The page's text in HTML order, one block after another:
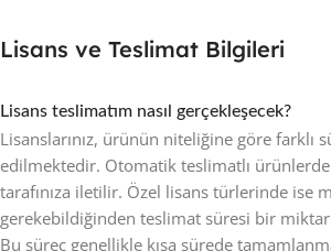
Lisans ve Teslimat Bilgileri
Lisans teslimatım nasıl gerçekleşecek?
Lisanslarınız, ürünün niteliğine göre farklı
edilmektedir. Otomatik teslimatlı ürünlerde
tarafınıza iletilir. Özel lisans türlerinde ise
gerekebildiğinden teslimat süresi bir
Bu süreç genellikle kısa sürede